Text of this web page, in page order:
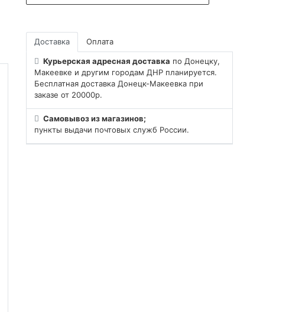
Доставка Оплата
Курьерская адресная доставка по Донецку,
Макеевке и другим городам ДНР планируется.
Бесплатная доставка Донецк-Макеевка при
заказе от 20000р.
Самовывоз из магазинов;
пункты выдачи почтовых служб России.